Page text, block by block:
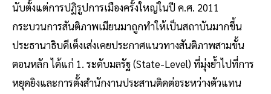
นับตั้งแต่การปฏิรูปการเมืองครั้งใหญ่ในปี ค.ศ. 2011
กระบวนการสันติภาพเมียนมาถูกทำให้เป็นสถาบันมากขึ้น
ประธานาธิบดีเต็งเส่งเคยประกาศแนวทางสันติภาพสามขั้น
ตอนหลัก ได้แก่ 1. ระดับมลรัฐ (State-Level) ที่มุ่งย้ำไปที่การ
หยุดยิงและการตั้งสำนักงานประสานติดต่อระหว่างตัวแทน